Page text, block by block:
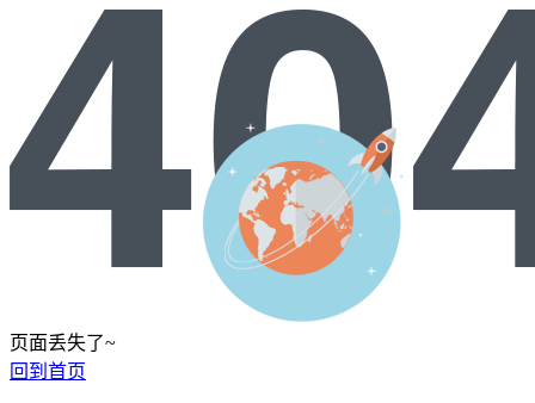
页面丢失了~
回到首页